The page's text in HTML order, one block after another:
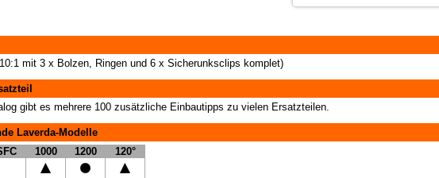
mit 3 x Bolzen, Ringen und 6 x Sicherunksclips komplet)
gibt es mehrere 100 zusätzliche Einbautipps zu vielen Ersatzteilen.
Laverda-Modelle
1000 1200 120°